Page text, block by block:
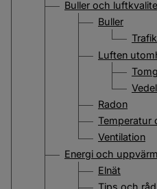
Buller och
Buller
Luften
Radon
Temperatur
Ventilation
Energi och
Elnät
Tips och